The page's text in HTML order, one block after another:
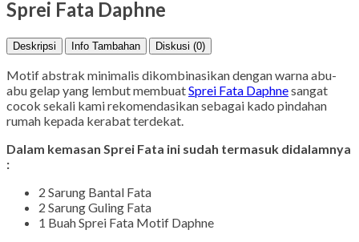
Sprei Fata Daphne
Deskripsi Info Tambahan Diskusi (0)
Motif abstrak minimalis dikombinasikan dengan warna abu-
abu gelap yang lembut membuatSprei Fata Daphnesangat
cocok sekali kami rekomendasikan sebagai kado pindahan
rumah kepada kerabat terdekat.
Dalam kemasan Sprei Fata ini sudah termasuk didalamnya
:
2 Sarung Bantal Fata
2 Sarung Guling Fata
1 Buah Sprei Fata Motif Daphne